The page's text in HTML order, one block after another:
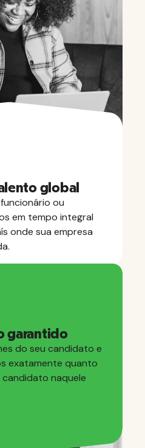
global
ou
em tempo integral
onde sua empresa
garantido
do seu candidato e
exatamente quanto
naquele